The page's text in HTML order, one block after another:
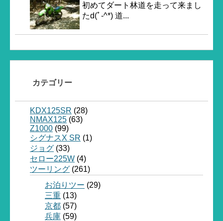
初めてダート林道を走って来まし
たd(ﾟ-^*) 道...
カテゴリー
KDX125SR (28)
NMAX125 (63)
Z1000 (99)
シグナスX SR (1)
ジョグ (33)
セロー225W (4)
ツーリング (261)
お泊りツー (29)
三重 (13)
京都 (57)
兵庫 (59)